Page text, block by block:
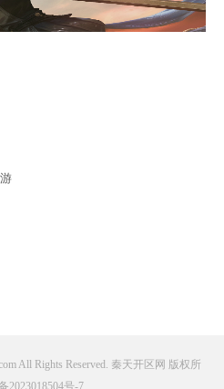
All Rights Reserved. 秦天开区网 版权所
2023018504号-7